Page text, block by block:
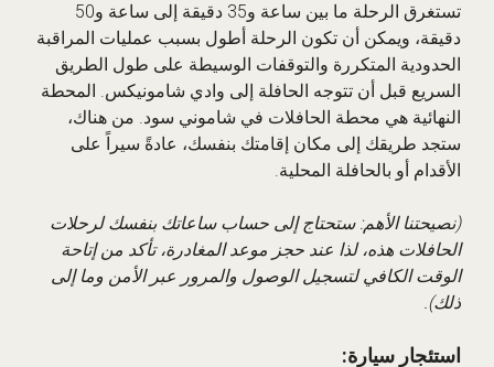
تستغرق الرحلة ما بين ساعة و35 دقيقة إلى ساعة و50
دقيقة، ويمكن أن تكون الرحلة أطول بسبب عمليات المراقبة
الحدودية المتكررة والتوقفات الوسيطة على طول الطريق
السريع قبل أن تتوجه الحافلة إلى وادي شامونيكس. المحطة
النهائية هي محطة الحافلات في شاموني سود. من هناك،
ستجد طريقك إلى مكان إقامتك بنفسك، عادةً سيراً على
الأقدام أو بالحافلة المحلية.
(نصيحتنا الأهم: ستحتاج إلى حساب ساعاتك بنفسك لرحلات
الحافلات هذه، لذا عند حجز موعد المغادرة، تأكد من إتاحة
الوقت الكافي لتسجيل الوصول والمرور عبر الأمن وما إلى
ذلك).
استئجار سيارة: